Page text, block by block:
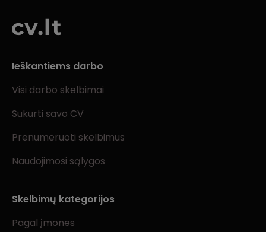
Ieškantiems darbo
Visi darbo skelbimai
Sukurti savo CV
Prenumeruoti skelbimus
Naudojimosi sąlygos
Skelbimų kategorijos
Pagal įmones